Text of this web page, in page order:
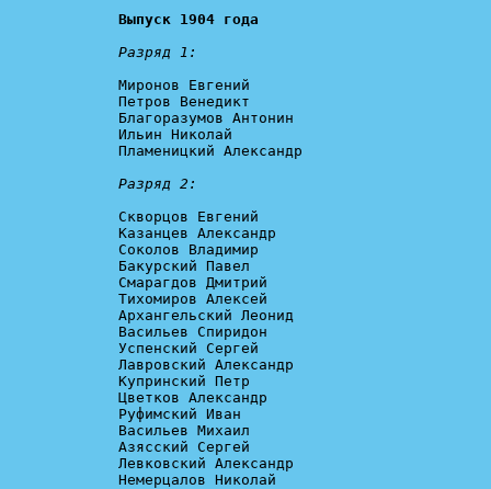
Выпуск 1904 года
Разряд 1:
Миронов Евгений
Петров Венедикт
Благоразумов Антонин
Ильин Николай
Пламеницкий Александр
Разряд 2:
Скворцов Евгений
Казанцев Александр
Соколов Владимир
Бакурский Павел
Смарагдов Дмитрий
Тихомиров Алексей
Архангельский Леонид
Васильев Спиридон
Успенский Сергей
Лавровский Александр
Купринский Петр
Цветков Александр
Руфимский Иван
Васильев Михаил
Азясский Сергей
Левковский Александр
Немерцалов Николай